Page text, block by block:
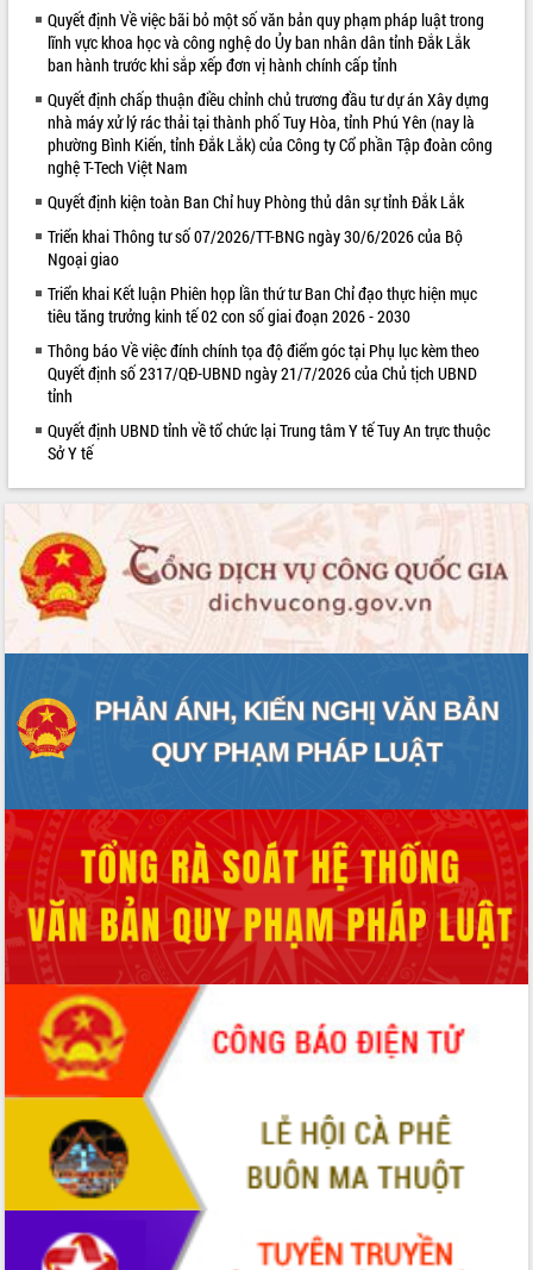
ALBUM ẢNH
Quyết định Về việc bãi bỏ một số văn bản quy phạm pháp luật trong
lĩnh vực khoa học và công nghệ do Ủy ban nhân dân tỉnh Đắk Lắk
ban hành trước khi sắp xếp đơn vị hành chính cấp tỉnh
Quyết định chấp thuận điều chỉnh chủ trương đầu tư dự án Xây dựng
nhà máy xử lý rác thải tại thành phố Tuy Hòa, tỉnh Phú Yên (nay là
phường Bình Kiến, tỉnh Đắk Lắk) của Công ty Cổ phần Tập đoàn công
nghệ T-Tech Việt Nam
Quyết định kiện toàn Ban Chỉ huy Phòng thủ dân sự tỉnh Đắk Lắk
Triển khai Thông tư số 07/2026/TT-BNG ngày 30/6/2026 của Bộ
Ngoại giao
Triển khai Kết luận Phiên họp lần thứ tư Ban Chỉ đạo thực hiện mục
tiêu tăng trưởng kinh tế 02 con số giai đoạn 2026 - 2030
Thông báo Về việc đính chính tọa độ điểm góc tại Phụ lục kèm theo
Quyết định số 2317/QĐ-UBND ngày 21/7/2026 của Chủ tịch UBND
tỉnh
Quyết định UBND tỉnh về tổ chức lại Trung tâm Y tế Tuy An trực thuộc
Sở Y tế